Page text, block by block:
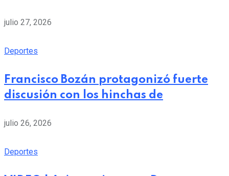
julio 27, 2026
Deportes
Francisco Bozán protagonizó fuerte
discusión con los hinchas de
julio 26, 2026
Deportes